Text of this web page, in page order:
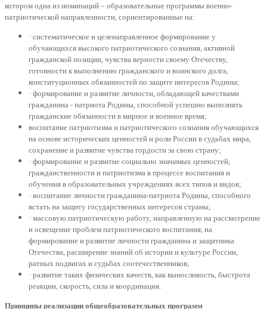
котором одна из номинаций – образовательные программы военно-
патриотической направленности, сориентированные на:
· систематическое и целенаправленное формирование у
обучающихся высокого патриотического сознания, активной
гражданской позиции, чувства верности своему Отечеству,
готовности к выполнению гражданского и воинского долга,
конституционных обязанностей по защите интересов Родины;
· формирование и развитие личности, обладающей качествами
гражданина - патриота Родины, способной успешно выполнять
гражданские обязанности в мирное и военное время;
воспитание патриотизма и патриотического сознания обучающихся
на основе исторических ценностей и роли России в судьбах мира,
сохранение и развитие чувства гордости за свою страну;
· формирование и развитие социально значимых ценностей,
гражданственности и патриотизма в процессе воспитания и
обучения в образовательных учреждениях всех типов и видов;
· воспитание личности гражданина-патриота Родины, способного
встать на защиту государственных интересов страны;
· массовую патриотическую работу, направленную на рассмотрение
и освещение проблем патриотического воспитания, на
формирование и развитие личности гражданина и защитника
Отечества, расширение знаний об истории и культуре России,
ратных подвигах и судьбах соотечественников;
· развитие таких физических качеств, как выносливость, быстрота
реакции, скорость, сила и координация.
Принципы реализации общеобразовательных программ